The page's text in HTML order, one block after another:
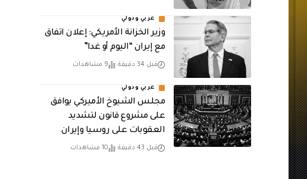
عربي ودولي
وزير الخزانة الأمريكي: إعلان اتفاق
مع إيران “اليوم أو غدا”
قبل 34 دقيقة 9 مشاهدات
عربي ودولي
مجلس الشيوخ الأميركي يوافق
على مشروع قانون لتشديد
العقوبات على روسيا وإيران
قبل 43 دقيقة 10 مشاهدات